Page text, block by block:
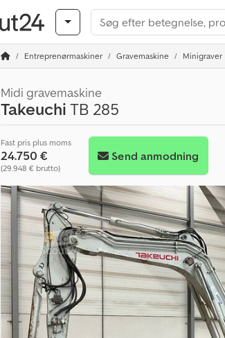
Entreprenørmaskiner Gravemaskine Minigraver
Midi gravemaskine
TakeuchiTB 285
Fast pris plus moms
24.750 €
(29.948 € brutto)
Send anmodning